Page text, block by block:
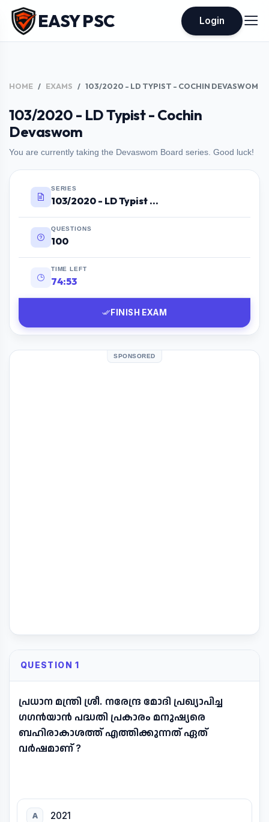
EASY PSC Login
HOME EXAMS 103/2020 - LD TYPIST - COCHIN DEVASWOM
103/2020 - LD Typist - Cochin
Devaswom
You are currently taking the Devaswom Board series. Good luck!
SERIES
103/2020 - LD Typist - Cochin Devaswom
QUESTIONS
100
TIME LEFT
74:52
FINISH EXAM
SPONSORED
QUESTION 1
പ്രധാന മന്ത്രി ശ്രീ. നരേന്ദ്ര മോദി പ്രഖ്യാപിച്ച
ഗഗൻയാൻ പദ്ധതി പ്രകാരം മനുഷ്യരെ
ബഹിരാകാശത്ത് എത്തിക്കുന്നത് ഏത്
വർഷമാണ് ?
A 2021